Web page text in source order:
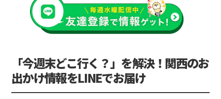
「今週末どこ行く？」を解決！関西のお
出かけ情報をLINEでお届け